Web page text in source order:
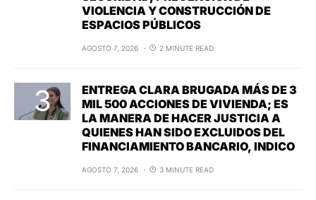
VIOLENCIA Y CONSTRUCCIÓN DE
ESPACIOS PÚBLICOS
AGOSTO 7, 2026 2 MINUTE READ
ENTREGA CLARA BRUGADA MÁS DE 3
MIL 500 ACCIONES DE VIVIENDA; ES
LA MANERA DE HACER JUSTICIA A
QUIENES HAN SIDO EXCLUIDOS DEL
FINANCIAMIENTO BANCARIO, INDICO
AGOSTO 7, 2026 3 MINUTE READ